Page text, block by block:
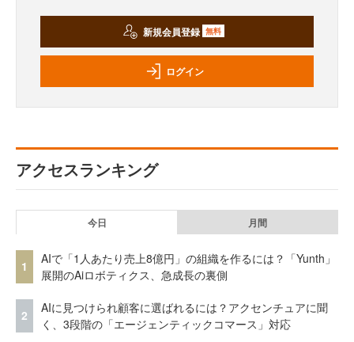
新規会員登録 無料
ログイン
アクセスランキング
今日 月間
1
AIで「1人あたり売上8億円」の組織を作るには？「Yunth」
展開のAiロボティクス、急成長の裏側
2
AIに見つけられ顧客に選ばれるには？アクセンチュアに聞
く、3段階の「エージェンティックコマース」対応